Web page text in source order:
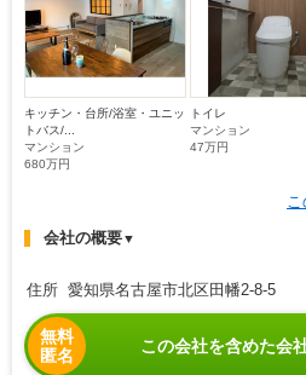
キッチン・台所/浴室・ユニッ
トバス/...
マンション
680万円
トイレ
マンション
47万円
会社の概要▼
住所 愛知県名古屋市北区田幡2-8-5
無料
匿名
この会社を含めた会